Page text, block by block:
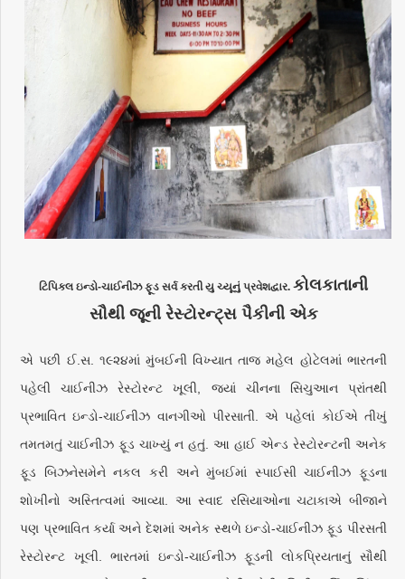
ટિપિકલ ઇન્ડો-ચાઈનીઝ ફૂડ સર્વ કરતી યુ ચ્યૂનું પ્રવેશદ્વાર. કોલકાતાની
સૌથી જૂની રેસ્ટોરન્ટ્સ પૈકીની એક
એ પછી ઈ.સ. ૧૯૨૪માં મુંબઈની વિખ્યાત તાજ મહેલ હોટેલમાં ભારતની
પહેલી ચાઈનીઝ રેસ્ટોરન્ટ ખૂલી, જ્યાં ચીનના સિચુઆન પ્રાંતથી
પ્રભાવિત ઇન્ડો-ચાઈનીઝ વાનગીઓ પીરસાતી. એ પહેલાં કોઈએ તીખું
તમતમતું ચાઈનીઝ ફૂડ ચાખ્યું ન હતું. આ હાઈ એન્ડ રેસ્ટોરન્ટની અનેક
ફૂડ બિઝનેસમેને નકલ કરી અને મુંબઈમાં સ્પાઈસી ચાઈનીઝ ફૂડના
શોખીનો અસ્તિત્વમાં આવ્યા. આ સ્વાદ રસિયાઓના ચટાકાએ બીજાને
પણ પ્રભાવિત કર્યા અને દેશમાં અનેક સ્થળે ઇન્ડો-ચાઈનીઝ ફૂડ પીરસતી
રેસ્ટોરન્ટ ખૂલી. ભારતમાં ઇન્ડો-ચાઈનીઝ ફૂડની લોકપ્રિયતાનું સૌથી